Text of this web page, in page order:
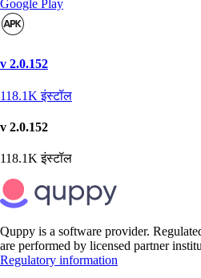
Google Play
v 2.0.152
118.1Kइंस्टॉल
v 2.0.152
118.1Kइंस्टॉल
Quppy is a software provider.
are performed by licensed partner
Regulatory information